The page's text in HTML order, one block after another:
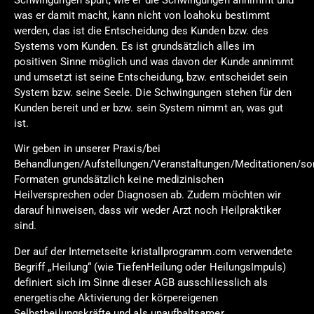
was er damit macht, kann nicht von loahoku bestimmt
werden, das ist die Entscheidung des Kunden bzw. des
Systems vom Kunden. Es ist grundsätzlich alles im
positiven Sinne möglich und was davon der Kunde annimmt
und umsetzt ist seine Entscheidung, bzw. entscheidet sein
System bzw. seine Seele. Die Schwingungen stehen für den
Kunden bereit und er bzw. sein System nimmt an, was gut
ist.
Wir geben in unserer Praxis/bei
Behandlungen/Aufstellungen/Veranstaltungen/Meditationen/
Formaten grundsätzlich keine medizinischen
Heilversprechen oder Diagnosen ab. Zudem möchten wir
darauf hinweisen, dass wir weder Arzt noch Heilpraktiker
sind.
Der auf der Internetseite kristallprogramm.com verwendete
Begriff „Heilung“ (wie TiefenHeilung oder HeilungsImpuls)
definiert sich im Sinne dieser AGB ausschliesslich als
energetische Aktivierung der körpereigenen